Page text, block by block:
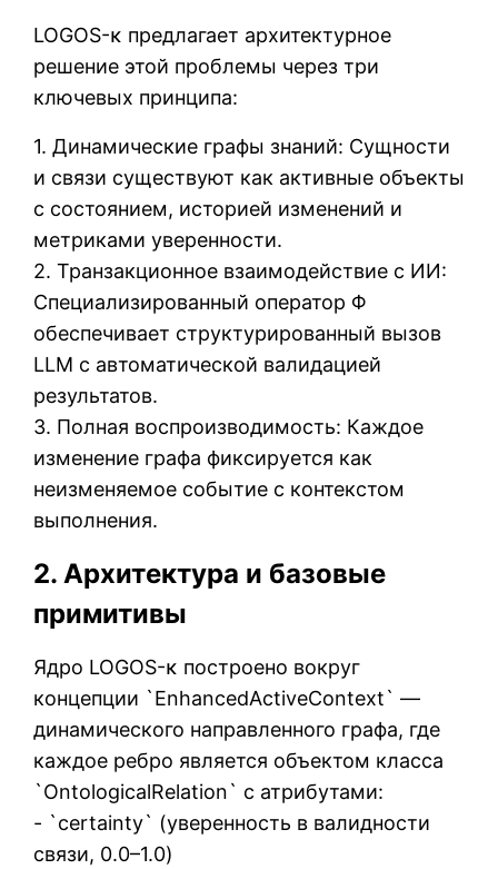
LOGOS-κ предлагает архитектурное
решение этой проблемы через три
ключевых принципа:
1. Динамические графы знаний: Сущности
и связи существуют как активные объекты
с состоянием, историей изменений и
метриками уверенности.
2. Транзакционное взаимодействие с ИИ:
Специализированный оператор Φ
обеспечивает структурированный вызов
LLM с автоматической валидацией
результатов.
3. Полная воспроизводимость: Каждое
изменение графа фиксируется как
неизменяемое событие с контекстом
выполнения.
2. Архитектура и базовые
примитивы
Ядро LOGOS-κ построено вокруг
концепции `EnhancedActiveContext` —
динамического направленного графа, где
каждое ребро является объектом класса
`OntologicalRelation` с атрибутами:
- `certainty` (уверенность в валидности
связи, 0.0–1.0)